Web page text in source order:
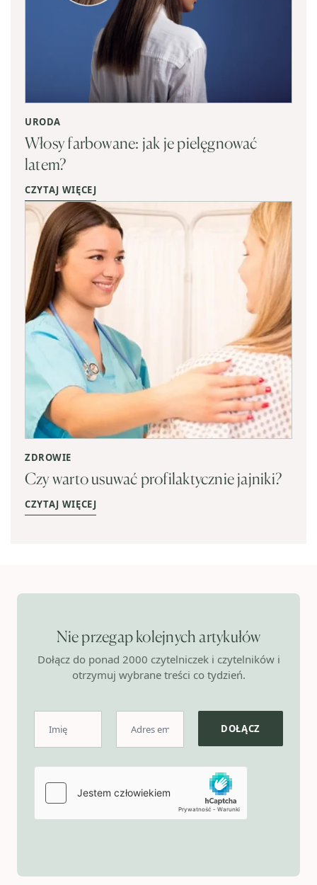
URODA
Włosy farbowane: jak je pielęgnować
latem?
CZYTAJ WIĘCEJ
ZDROWIE
Czy warto usuwać profilaktycznie jajniki?
CZYTAJ WIĘCEJ
Nie przegap kolejnych artykułów
Dołącz do ponad 2000 czytelniczek i czytelników i
otrzymuj wybrane treści co tydzień.